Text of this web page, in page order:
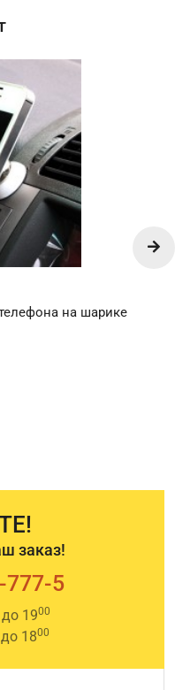
на шарике
заказ!
777-5
до 1900
до 1800